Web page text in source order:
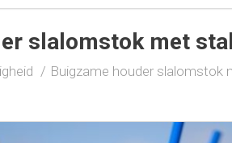
slalomstok met
Buigzame houder slalomstok